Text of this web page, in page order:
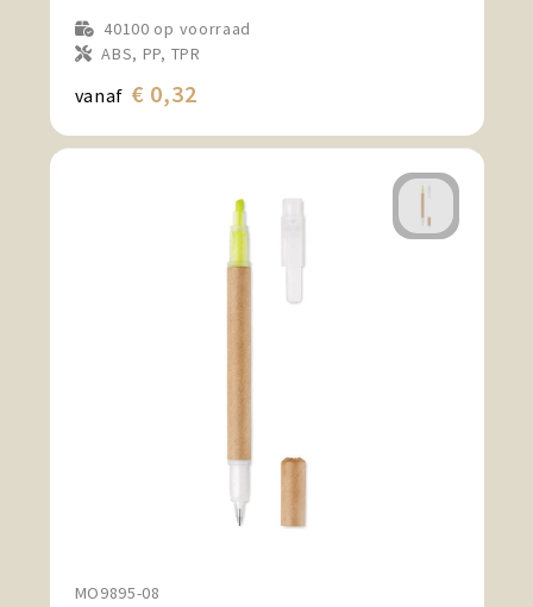
40100 op voorraad
ABS, PP, TPR
vanaf € 0,32
MO9895-08